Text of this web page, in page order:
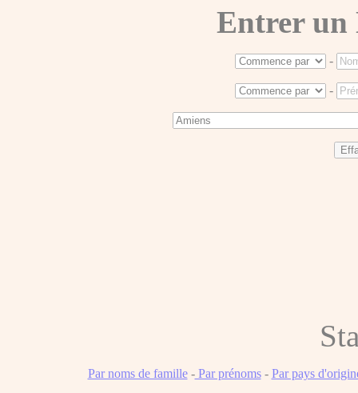
Entrer un
-
-
Par noms de famille-Par prénoms- Par pays